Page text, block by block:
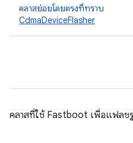
คลาสย่อยโดยตรงที่ทราบ
CdmaDeviceFlasher
คลาสที่ใช้ Fastboot เพื่อแฟลช